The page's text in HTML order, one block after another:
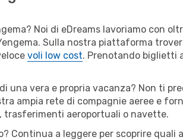
Noi di eDreams lavoriamo con
Sulla nostra piattaforma
voli low cost. Prenotando biglietti
una vera e propria vacanza? Non ti
ampia rete di compagnie aeree e
trasferimenti aeroportuali o navette.
Continua a leggere per scoprire